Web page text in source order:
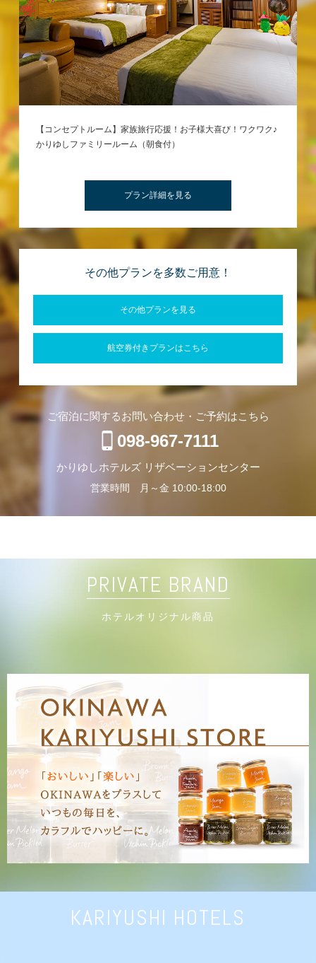
【コンセプトルーム】家族旅行応援！お子様大喜び！ワクワク♪
かりゆしファミリールーム（朝食付）
プラン詳細を見る
その他プランを多数ご用意！
その他プランを見る
航空券付きプランはこちら
ご宿泊に関するお問い合わせ・ご予約はこちら
098-967-7111
かりゆしホテルズ リザベーションセンター
営業時間 月～金 10:00-18:00
PRIVATE BRAND
ホテルオリジナル商品
KARIYUSHI HOTELS